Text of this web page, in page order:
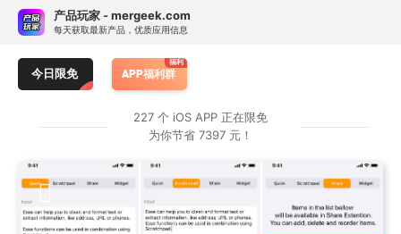
产品玩家 - mergeek.com
每天获取最新产品，优质应用信息
Follow - 产品限免情报
追踪应用游戏价格波动并提醒
Skip
content
订阅热门 APP 限免提醒
仅应用
原价： > ￥1 ≥ ¥25 ≥ ¥40 任何
今日限免 APP福利群
227 个 iOS APP 正在限免
为你节省 7397 元！